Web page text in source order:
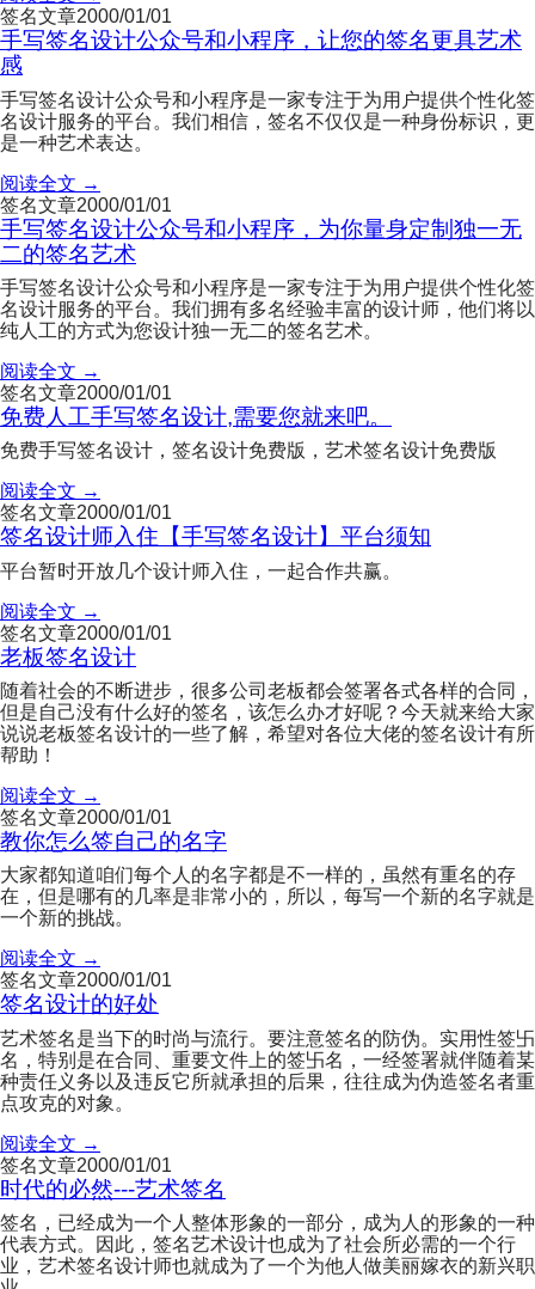
签名文章2000/01/01
手写签名设计公众号和小程序，让您的签名更具艺术
感
手写签名设计公众号和小程序是一家专注于为用户提供个性化签
名设计服务的平台。我们相信，签名不仅仅是一种身份标识，更
是一种艺术表达。
阅读全文 →
签名文章2000/01/01
手写签名设计公众号和小程序，为你量身定制独一无
二的签名艺术
手写签名设计公众号和小程序是一家专注于为用户提供个性化签
名设计服务的平台。我们拥有多名经验丰富的设计师，他们将以
纯人工的方式为您设计独一无二的签名艺术。
阅读全文 →
签名文章2000/01/01
免费人工手写签名设计,需要您就来吧。
免费手写签名设计，签名设计免费版，艺术签名设计免费版
阅读全文 →
签名文章2000/01/01
签名设计师入住【手写签名设计】平台须知
平台暂时开放几个设计师入住，一起合作共赢。
阅读全文 →
签名文章2000/01/01
老板签名设计
随着社会的不断进步，很多公司老板都会签署各式各样的合同，
但是自己没有什么好的签名，该怎么办才好呢？今天就来给大家
说说老板签名设计的一些了解，希望对各位大佬的签名设计有所
帮助！
阅读全文 →
签名文章2000/01/01
教你怎么签自己的名字
大家都知道咱们每个人的名字都是不一样的，虽然有重名的存
在，但是哪有的几率是非常小的，所以，每写一个新的名字就是
一个新的挑战。
阅读全文 →
签名文章2000/01/01
签名设计的好处
艺术签名是当下的时尚与流行。要注意签名的防伪。实用性签卐
名，特别是在合同、重要文件上的签卐名，一经签署就伴随着某
种责任义务以及违反它所就承担的后果，往往成为伪造签名者重
点攻克的对象。
阅读全文 →
签名文章2000/01/01
时代的必然---艺术签名
签名，已经成为一个人整体形象的一部分，成为人的形象的一种
代表方式。因此，签名艺术设计也成为了社会所必需的一个行
业，艺术签名设计师也就成为了一个为他人做美丽嫁衣的新兴职